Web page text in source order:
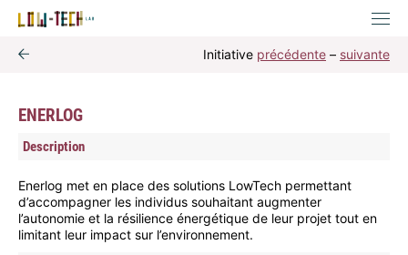
Initiative précédente – suivante
ENERLOG
Description
Enerlog met en place des solutions LowTech permettant
d’accompagner les individus souhaitant augmenter
l’autonomie et la résilience énergétique de leur projet tout en
limitant leur impact sur l’environnement.